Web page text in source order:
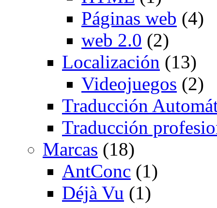
Páginas web (4)
web 2.0 (2)
Localización (13)
Videojuegos (2)
Traducción
Traducción
Marcas (18)
AntConc (1)
Déjà Vu (1)